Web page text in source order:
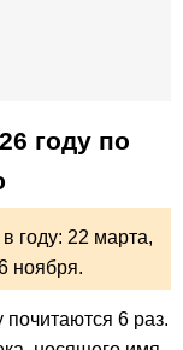
году по
году: 22 марта,
ноября.
6 раз.